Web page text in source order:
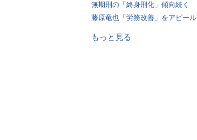
無期刑の「終身刑化」傾向続く
藤原竜也「労務改善」をアピール
もっと見る